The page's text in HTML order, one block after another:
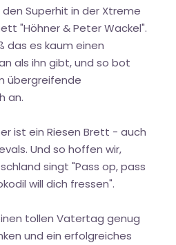
Superhit in der Xtreme
"Höhner & Peter Wackel".
das es kaum einen
als ihn gibt, und so bot
übergreifende
an.
ist ein Riesen Brett - auch
Und so hoffen wir,
singt "Pass op, pass
will dich fressen".
tollen Vatertag genug
und ein erfolgreiches